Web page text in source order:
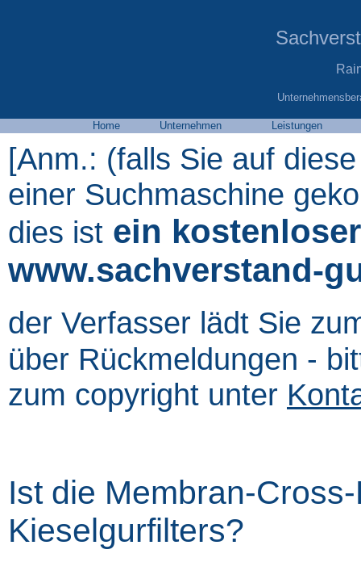
Home Unternehmen Leistungen
[Anm.: (falls Sie auf
einer Suchmaschine
dies ist ein
www.sachverstand-
der Verfasser lädt Sie
über Rückmeldungen -
zum copyright unter
Ist die Membran-
Kieselgurfilters?